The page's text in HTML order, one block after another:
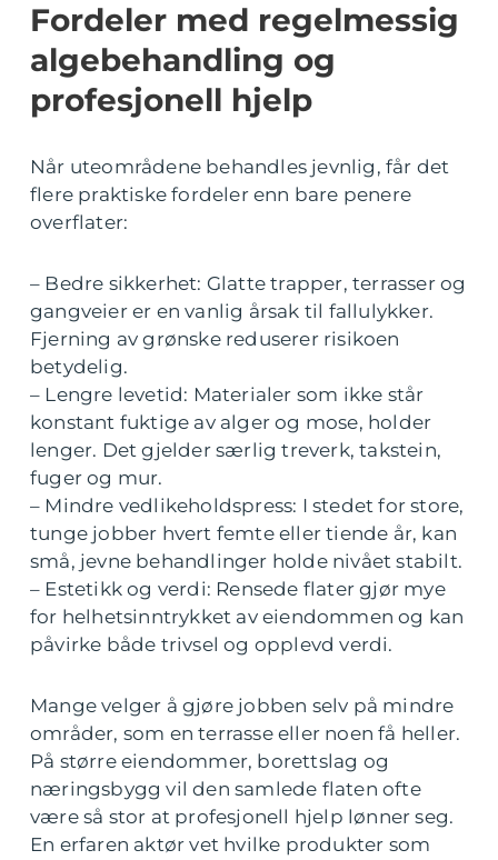
Fordeler med regelmessig
algebehandling og
profesjonell hjelp
Når uteområdene behandles jevnlig, får det
flere praktiske fordeler enn bare penere
overflater:
– Bedre sikkerhet: Glatte trapper, terrasser og
gangveier er en vanlig årsak til fallulykker.
Fjerning av grønske reduserer risikoen
betydelig.
– Lengre levetid: Materialer som ikke står
konstant fuktige av alger og mose, holder
lenger. Det gjelder særlig treverk, takstein,
fuger og mur.
– Mindre vedlikeholdspress: I stedet for store,
tunge jobber hvert femte eller tiende år, kan
små, jevne behandlinger holde nivået stabilt.
– Estetikk og verdi: Rensede flater gjør mye
for helhetsinntrykket av eiendommen og kan
påvirke både trivsel og opplevd verdi.
Mange velger å gjøre jobben selv på mindre
områder, som en terrasse eller noen få heller.
På større eiendommer, borettslag og
næringsbygg vil den samlede flaten ofte
være så stor at profesjonell hjelp lønner seg.
En erfaren aktør vet hvilke produkter som